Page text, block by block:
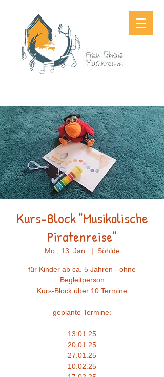
Kurs-Block "Musikalische
Piratenreise"
Mo., 13. Jan.
  |
Söhlde
für Kinder ab ca. 5 Jahren - ohne
Begleitperson
Kurs-Block über 10 Termine
geplante Termine:
13.01.25
20.01.25
27.01.25
10.02.25